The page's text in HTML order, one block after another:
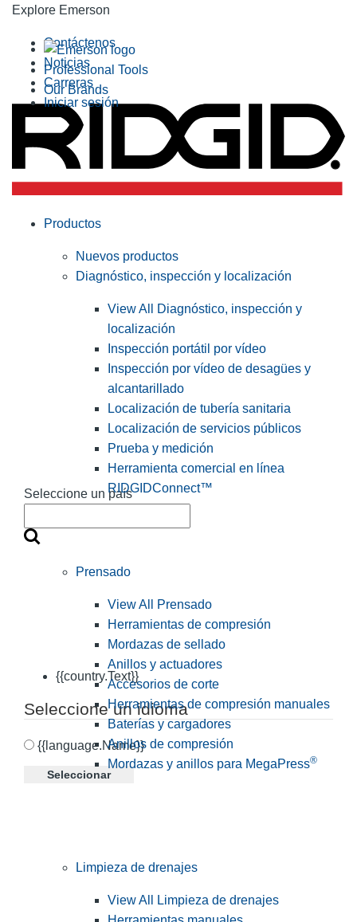
Explore Emerson
Professional Tools
Our Brands
Contáctenos
Noticias
Carreras
Iniciar sesión
Seleccione un país
{{country.Text}}
Seleccione un idioma
{{language.Name}}
Seleccionar
Productos
Nuevos productos
Diagnóstico, inspección y localización
View All Diagnóstico, inspección y
localización
Inspección portátil por vídeo
Inspección por vídeo de desagües y
alcantarillado
Localización de tubería sanitaria
Localización de servicios públicos
Prueba y medición
Herramienta comercial en línea
RIDGIDConnect™
Prensado
View All Prensado
Herramientas de compresión
Mordazas de sellado
Anillos y actuadores
Accesorios de corte
Herramientas de compresión manuales
Baterías y cargadores
Anillos de compresión
Mordazas y anillos para MegaPress®
Limpieza de drenajes
View All Limpieza de drenajes